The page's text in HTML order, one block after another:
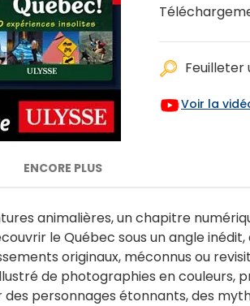
Feuilleter
Voir la
ENCORE PLUS
animalières, un chapitre
le Québec sous un angle
originaux, méconnus ou
de photographies en couleurs,
des personnages étonnants, des